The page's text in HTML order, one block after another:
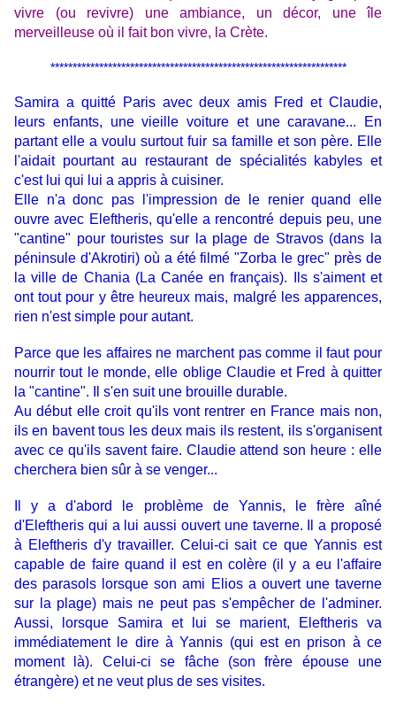
vivre (ou revivre) une ambiance, un décor, une île
merveilleuse où il fait bon vivre, la Crète.
*******************************************************************
Samira a quitté Paris avec deux amis Fred et Claudie,
leurs enfants, une vieille voiture et une caravane... En
partant elle a voulu surtout fuir sa famille et son père. Elle
l'aidait pourtant au restaurant de spécialités kabyles et
c'est lui qui lui a appris à cuisiner.
Elle n'a donc pas l'impression de le renier quand elle
ouvre avec Eleftheris, qu'elle a rencontré depuis peu, une
"cantine" pour touristes sur la plage de Stravos (dans la
péninsule d'Akrotiri) où a été filmé "Zorba le grec" près de
la ville de Chania (La Canée en français). Ils s'aiment et
ont tout pour y être heureux mais, malgré les apparences,
rien n'est simple pour autant.
Parce que les affaires ne marchent pas comme il faut pour
nourrir tout le monde,elle oblige Claudie et Fred à quitter
la "cantine". Il s'en suit une brouille durable.
Au début elle croit qu'ils vont rentrer en France mais non,
ils en bavent tous les deux mais ils restent, ils s'organisent
avec ce qu'ils savent faire. Claudieattend son heure : elle
cherchera bien sûr à se venger...
Il y a d'abord le problème de Yannis, le frère aîné
d'Eleftheris qui a lui aussi ouvert une taverne. Il a proposé
à Eleftheris d'y travailler. Celui-ci sait ce que Yannis est
capable de faire quand il est en colère (il y a eu l'affaire
des parasols lorsque son ami Elios a ouvert une taverne
sur la plage) mais ne peut pas s'empêcher de l'adminer.
Aussi, lorsque Samira et lui se marient,
Eleftheris va
immédiatement le dire à Yannis (qui est en prison à ce
moment là). Celui-ci se fâche (son frère épouse une
étrangère) et ne veut plus de ses visites.